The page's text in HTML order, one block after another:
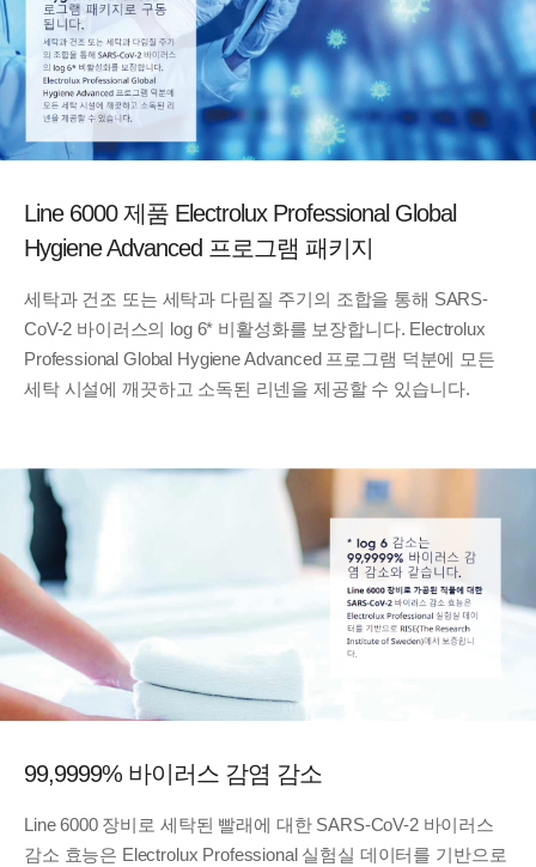
Line 6000 제품 Electrolux Professional Global
Hygiene Advanced 프로그램 패키지
세탁과 건조 또는 세탁과 다림질 주기의 조합을 통해 SARS-
CoV-2 바이러스의 log 6* 비활성화를 보장합니다. Electrolux
Professional Global Hygiene Advanced 프로그램 덕분에 모든
세탁 시설에 깨끗하고 소독된 리넨을 제공할 수 있습니다.
99,9999% 바이러스 감염 감소
Line 6000 장비로 세탁된 빨래에 대한 SARS-CoV-2 바이러스
감소 효능은 Electrolux Professional 실험실 데이터를 기반으로